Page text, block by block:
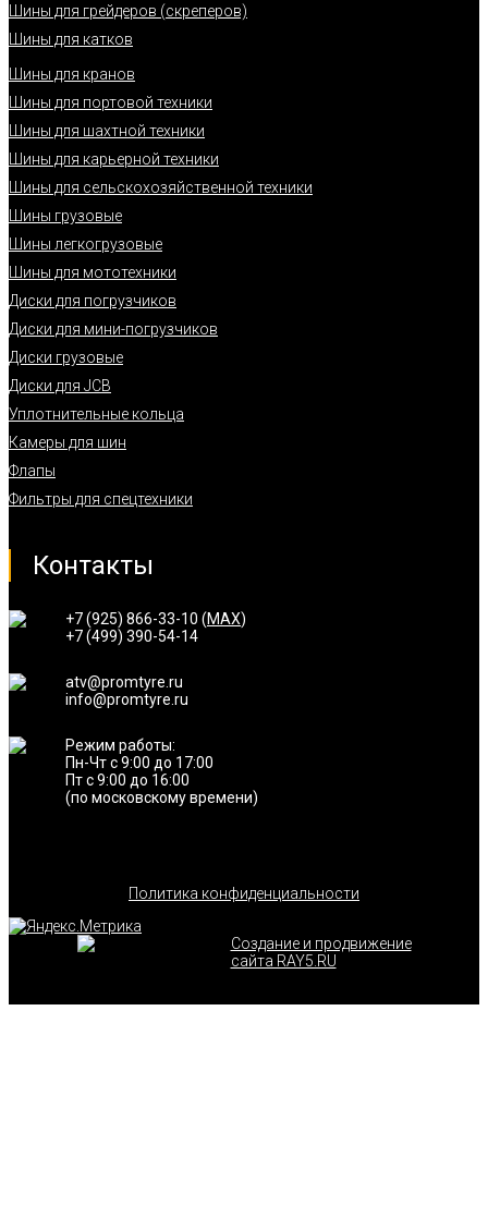
Шины для грейдеров (скреперов)
Шины для катков
Шины для кранов
Шины для портовой техники
Шины для шахтной техники
Шины для карьерной техники
Шины для сельскохозяйственной техники
Шины грузовые
Шины легкогрузовые
Шины для мототехники
Диски для погрузчиков
Диски для мини-погрузчиков
Диски грузовые
Диски для JCB
Уплотнительные кольца
Камеры для шин
Флапы
Фильтры для спецтехники
Контакты
+7 (925) 866-33-10 (MAX)
+7 (499) 390-54-14
atv@promtyre.ru
info@promtyre.ru
Режим работы:
Пн-Чт с 9:00 до 17:00
Пт с 9:00 до 16:00
(по московскому времени)
Политика конфиденциальности
Создание и продвижение
сайта RAY5.RU